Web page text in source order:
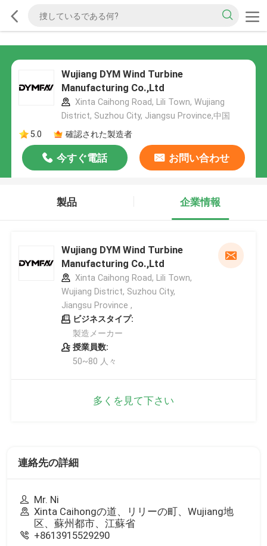
Wujiang DYM Wind Turbine
Manufacturing Co.,Ltd
Xinta Caihong Road, Lili Town, Wujiang
District, Suzhou City, Jiangsu Province,中国
5.0
確認された製造者
今すぐ電話 お問い合わせ
製品 企業情報
Wujiang DYM Wind Turbine
Manufacturing Co.,Ltd
Xinta Caihong Road, Lili Town,
Wujiang District, Suzhou City,
Jiangsu Province ,
ビジネスタイプ:
製造メーカー
授業員数:
50~80 人々
多くを見て下さい
連絡先の詳細
Mr. Ni
Xinta Caihongの道、リリーの町、Wujiang地
区、蘇州都市、江蘇省
+8613915529290